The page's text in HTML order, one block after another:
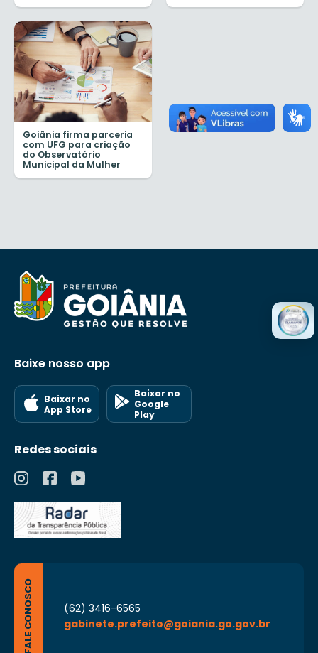
Goiânia firma parceria
com UFG para criação
do Observatório
Municipal da Mulher
Baixe nosso app
Baixar no
App Store
Baixar no
Google
Play
Redes sociais
FALE CONOSCO
(62) 3416-6565
gabinete.prefeito@goiania.go.gov.br